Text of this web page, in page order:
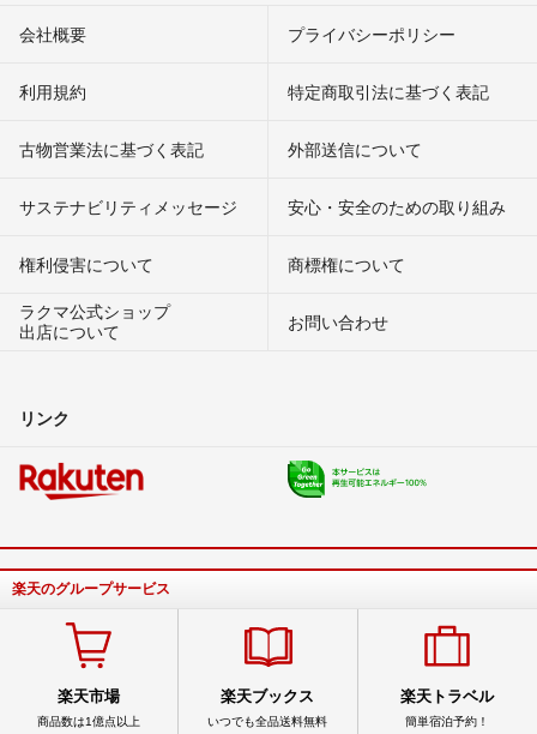
会社概要 プライバシーポリシー
利用規約 特定商取引法に基づく表記
古物営業法に基づく表記 外部送信について
サステナビリティメッセージ 安心・安全のための取り組み
権利侵害について
商標権について
ラクマ公式ショップ
出店について
お問い合わせ
リンク
楽天のグループサービス
楽天市場
商品数は1億点以上
楽天ブックス
いつでも全品送料無料
楽天トラベル
簡単宿泊予約！